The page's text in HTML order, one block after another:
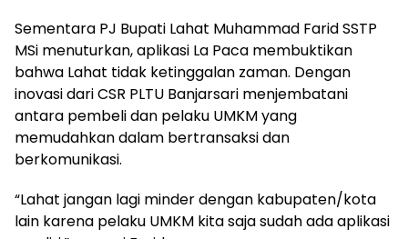
Sementara PJ Bupati Lahat Muhammad Farid SSTP
MSi menuturkan, aplikasi La Paca membuktikan
bahwa Lahat tidak ketinggalan zaman. Dengan
inovasi dari CSR PLTU Banjarsari menjembatani
antara pembeli dan pelaku UMKM yang
memudahkan dalam bertransaksi dan
berkomunikasi.
“Lahat jangan lagi minder dengan kabupaten/kota
lain karena pelaku UMKM kita saja sudah ada aplikasi